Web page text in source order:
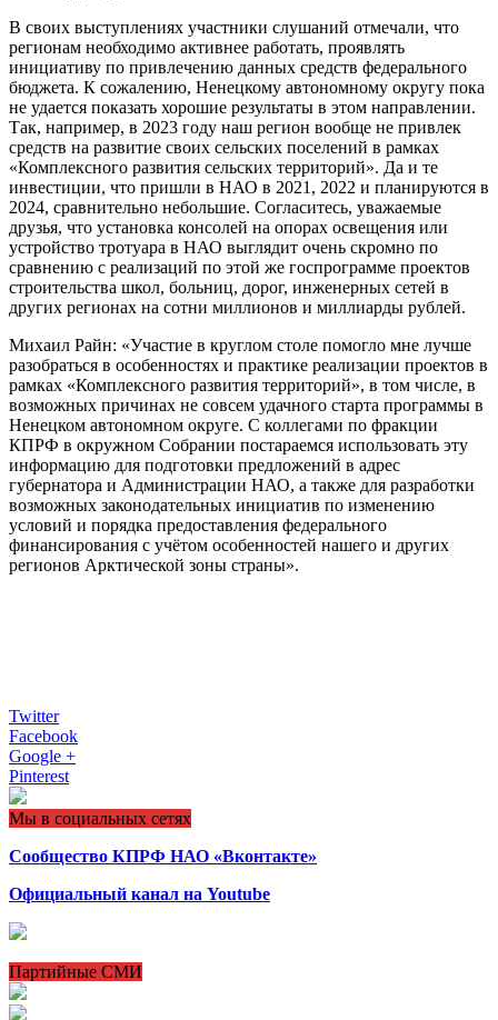
В своих выступлениях участники слушаний отмечали, что
регионам необходимо активнее работать, проявлять
инициативу по привлечению данных средств федерального
бюджета. К сожалению, Ненецкому автономному округу пока
не удается показать хорошие результаты в этом направлении.
Так, например, в 2023 году наш регион вообще не привлек
средств на развитие своих сельских поселений в рамках
«Комплексного развития сельских территорий». Да и те
инвестиции, что пришли в НАО в 2021, 2022 и планируются в
2024, сравнительно небольшие. Согласитесь, уважаемые
друзья, что установка консолей на опорах освещения или
устройство тротуара в НАО выглядит очень скромно по
сравнению с реализаций по этой же госпрограмме проектов
строительства школ, больниц, дорог, инженерных сетей в
других регионах на сотни миллионов и миллиарды рублей.
Михаил Райн: «Участие в круглом столе помогло мне лучше
разобраться в особенностях и практике реализации проектов в
рамках «Комплексного развития территорий», в том числе, в
возможных причинах не совсем удачного старта программы в
Ненецком автономном округе. С коллегами по фракции
КПРФ в окружном Собрании постараемся использовать эту
информацию для подготовки предложений в адрес
губернатора и Администрации НАО, а также для разработки
возможных законодательных инициатив по изменению
условий и порядка предоставления федерального
финансирования с учётом особенностей нашего и других
регионов Арктической зоны страны».
Twitter
Facebook
Google +
Pinterest
Мы в социальных сетях
Сообщество КПРФ НАО «Вконтакте»
Официальный канал на Youtube
Партийные СМИ